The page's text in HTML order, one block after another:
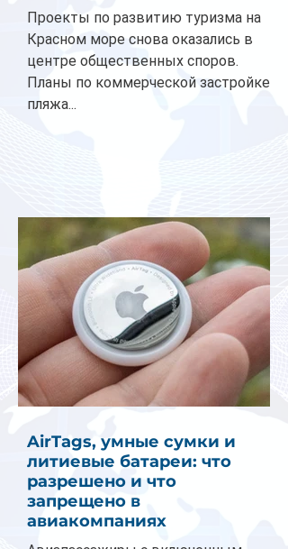
Проекты по развитию туризма на
Красном море снова оказались в
центре общественных споров.
Планы по коммерческой застройке
пляжа...
AirTags, умные сумки и
литиевые батареи: что
разрешено и что
запрещено в
авиакомпаниях